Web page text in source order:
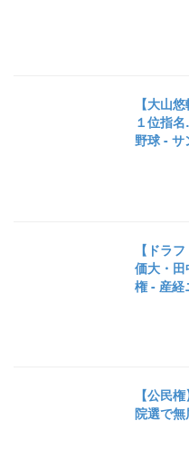
【大山
１位指
野球 - サ
【ドラ
価大・
権 - 産経
【公民
院選で